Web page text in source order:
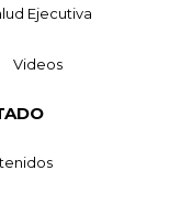
Ejecutiva
Videos